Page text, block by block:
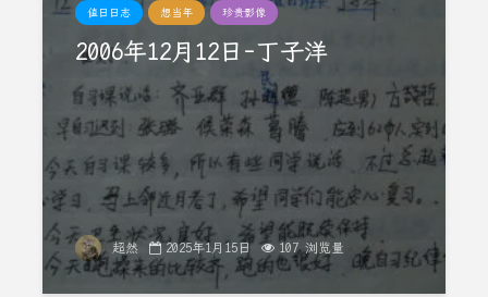
值日日志 想当年 珍贵影像
2006年12月12日-丁子洋
超然 2025年1月15日 107 浏览量